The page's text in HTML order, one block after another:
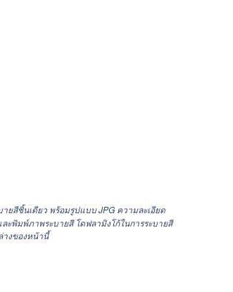
ยสีชิ้นเดียว พร้อมรูปแบบ JPG ความละเอียด
พิมพ์ภาพระบายสี โดฟลามิงโก้ในการระบายสี
างของหน้านี้